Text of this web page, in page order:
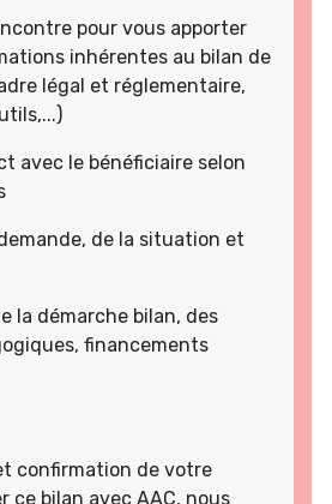
pour vous apporter
inhérentes au bilan de
légal et réglementaire,
avec le bénéficiaire selon
de la situation et
la démarche bilan, des
financements
confirmation de votre
ce bilan avec AAC, nous